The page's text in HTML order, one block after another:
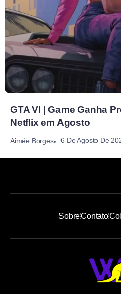
GTA VI | Game Ganha
Netflix em Agosto
Aimée Borges 6 De Agosto De
SobreContato